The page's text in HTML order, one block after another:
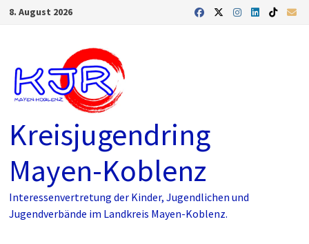
Skip8. August 2026
Kreisjugendring
Mayen-Koblenz
Interessenvertretung der Kinder, Jugendlichen und
Jugendverbände im Landkreis Mayen-Koblenz.